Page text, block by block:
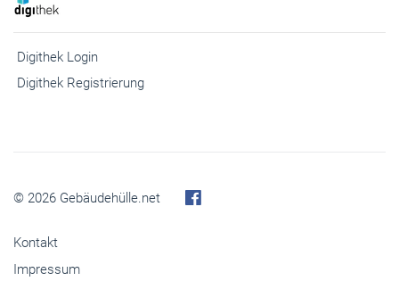
Digithek Login
Digithek Registrierung
© 2026 Gebäudehülle.net
Kontakt
Impressum